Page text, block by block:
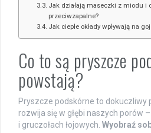
Jak działają maseczki z miodu i
przeciwzapalne?
Jak ciepłe okłady wpływają na
Co to są pryszcze
powstają?
Pryszcze podskórne to dokuczliwy
rozwija się w głębi naszych porów
i gruczołach łojowych. Wyobraź